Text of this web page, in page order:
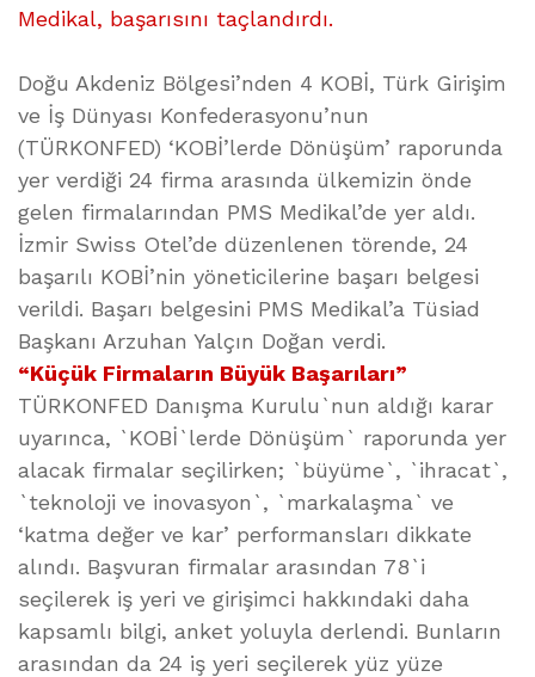
Medikal, başarısını taçlandırdı.
Doğu Akdeniz Bölgesi’nden 4 KOBİ, Türk Girişim
ve İş Dünyası Konfederasyonu’nun
(TÜRKONFED) ‘KOBİ’lerde Dönüşüm’ raporunda
yer verdiği 24 firma arasında ülkemizin önde
gelen firmalarından PMS Medikal’de yer aldı.
İzmir Swiss Otel’de düzenlenen törende, 24
başarılı KOBİ’nin yöneticilerine başarı belgesi
verildi. Başarı belgesini PMS Medikal’a Tüsiad
Başkanı Arzuhan Yalçın Doğan verdi.
“Küçük Firmaların Büyük Başarıları”
TÜRKONFED Danışma Kurulu`nun aldığı karar
uyarınca, `KOBİ`lerde Dönüşüm` raporunda yer
alacak firmalar seçilirken; `büyüme`, `ihracat`,
`teknoloji ve inovasyon`, `markalaşma` ve
‘katma değer ve kar’ performansları dikkate
alındı. Başvuran firmalar arasından 78`i
seçilerek iş yeri ve girişimci hakkındaki daha
kapsamlı bilgi, anket yoluyla derlendi. Bunların
arasından da 24 iş yeri seçilerek yüz yüze